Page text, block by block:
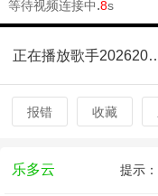
正在播放歌手
报错 收藏
乐多云 提示